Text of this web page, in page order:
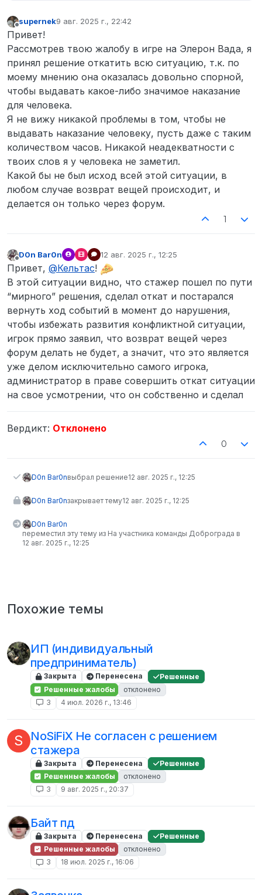
Не в сети
supernek9 авг. 2025 г., 22:42
отредактировано
Привет!
Рассмотрев твою жалобу в игре на Элерон Вада, я
принял решение откатить всю ситуацию, т.к. по
моему мнению она оказалась довольно спорной,
чтобы выдавать какое-либо значимое наказание
для человека.
Я не вижу никакой проблемы в том, чтобы не
выдавать наказание человеку, пусть даже с таким
количеством часов. Никакой неадекватности с
твоих слов я у человека не заметил.
Какой бы не был исход всей этой ситуации, в
любом случае возврат вещей происходит, и
делается он только через форум.
1
Не в сети
D0n Bar0n 12 авг. 2025 г., 12:25
отредактировано
Привет, @Кельтас!
В этой ситуации видно, что стажер пошел по пути
“мирного” решения, сделал откат и постарался
вернуть ход событий в момент до нарушения,
чтобы избежать развития конфликтной ситуации,
игрок прямо заявил, что возврат вещей через
форум делать не будет, а значит, что это является
уже делом исключительно самого игрока,
администратор в праве совершить откат ситуации
на свое усмотрении, что он собственно и сделал
Вердикт: Отклонено
0
D0n Bar0nвыбрал решение12 авг. 2025 г., 12:25
D0n Bar0nзакрывает тему12 авг. 2025 г., 12:25
D0n Bar0n
переместил эту тему из На участника команды Доброграда в
12 авг. 2025 г., 12:25
Похожие темы
ИП (индивидуальный
предприниматель)
Закрыта Перенесена
Решенные
Решенные жалобы
отклонено
3
4 июл. 2026 г., 13:46
S
NoSiFiX Не согласен с решением
стажера
Закрыта Перенесена
Решенные
Решенные жалобы
отклонено
3
9 авг. 2025 г., 20:37
Байт пд
Закрыта Перенесена
Решенные
Решенные жалобы
отклонено
3
18 июл. 2025 г., 16:06